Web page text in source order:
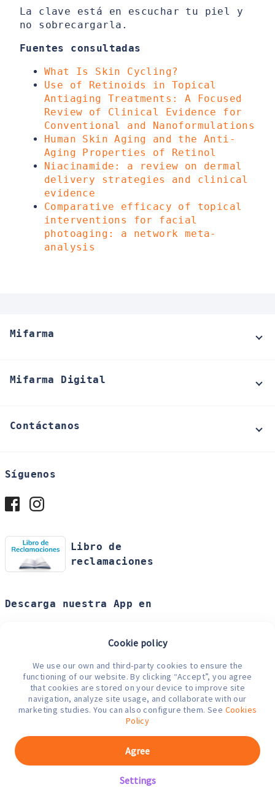
La clave está en escuchar tu piel y
no sobrecargarla.
Fuentes consultadas
What Is Skin Cycling?
Use of Retinoids in Topical
Antiaging Treatments: A Focused
Review of Clinical Evidence for
Conventional and Nanoformulations
Human Skin Aging and the Anti-
Aging Properties of Retinol
Niacinamide: a review on dermal
delivery strategies and clinical
evidence
Comparative efficacy of topical
interventions for facial
photoaging: a network meta-
analysis
Mifarma
Mifarma Digital
Contáctanos
Síguenos
Libro de
reclamaciones
Descarga nuestra App en
Medios de pago
BOTICAS IP S.A.C. - R.U.C.
N° 20608430301 | Copyright
Cookie policy
We use our own and third-party cookies to ensure the
functioning of our website. By clicking “Accept”, you agree
that cookies are stored on your device to improve site
navigation, analyze site usage, and collaborate with our
marketing studies. You can also configure them. See Cookies
Policy
Settings
Agree